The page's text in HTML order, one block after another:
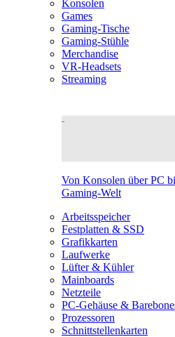
Konsolen
Games
Gaming-Tische
Gaming-Stühle
Merchandise
VR-Headsets
Streaming
Von Konsolen über PC
Gaming-Welt
Arbeitsspeicher
Festplatten & SSD
Grafikkarten
Laufwerke
Lüfter & Kühler
Mainboards
Netzteile
PC-Gehäuse &
Prozessoren
Schnittstellenkarten